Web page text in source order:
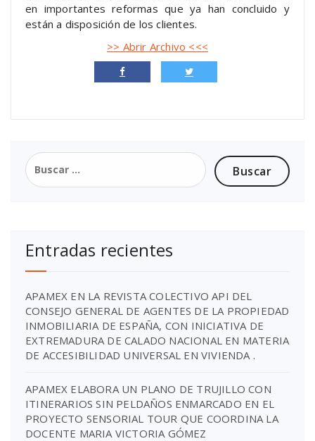
en importantes reformas que ya han concluido y
están a disposición de los clientes.
>> Abrir Archivo <<<
Entradas recientes
APAMEX EN LA REVISTA COLECTIVO API DEL
CONSEJO GENERAL DE AGENTES DE LA PROPIEDAD
INMOBILIARIA DE ESPAÑA, CON INICIATIVA DE
EXTREMADURA DE CALADO NACIONAL EN MATERIA
DE ACCESIBILIDAD UNIVERSAL EN VIVIENDA .
APAMEX ELABORA UN PLANO DE TRUJILLO CON
ITINERARIOS SIN PELDAÑOS ENMARCADO EN EL
PROYECTO SENSORIAL TOUR QUE COORDINA LA
DOCENTE MARIA VICTORIA GÓMEZ